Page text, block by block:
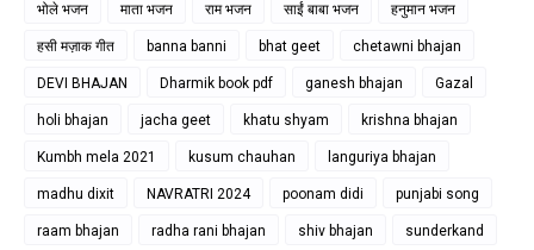
भोले भजन माता भजन राम भजन साईं बाबा भजन हनुमान भजन
हसी मज़ाक गीत banna banni bhat geet chetawni bhajan
DEVI BHAJAN Dharmik book pdf ganesh bhajan Gazal
holi bhajan jacha geet khatu shyam krishna bhajan
Kumbh mela 2021 kusum chauhan languriya bhajan
madhu dixit NAVRATRI 2024 poonam didi punjabi song
raam bhajan radha rani bhajan shiv bhajan sunderkand